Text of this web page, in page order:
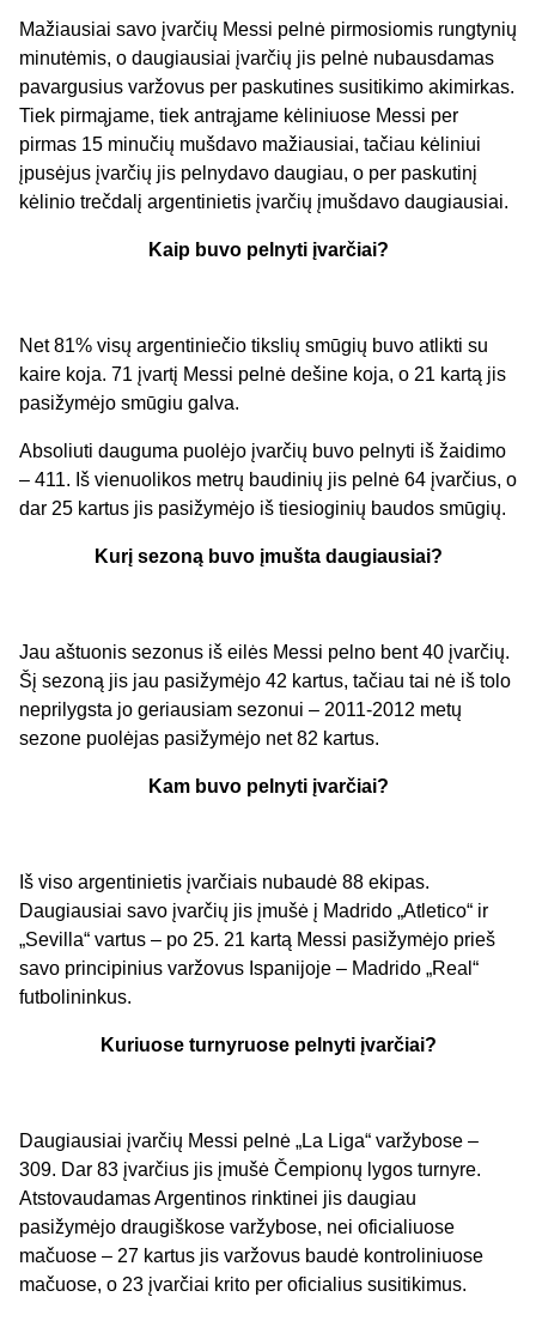
Mažiausiai savo įvarčių Messi pelnė pirmosiomis rungtynių
minutėmis, o daugiausiai įvarčių jis pelnė nubausdamas
pavargusius varžovus per paskutines susitikimo akimirkas.
Tiek pirmąjame, tiek antrąjame kėliniuose Messi per
pirmas 15 minučių mušdavo mažiausiai, tačiau kėliniui
įpusėjus įvarčių jis pelnydavo daugiau, o per paskutinį
kėlinio trečdalį argentinietis įvarčių įmušdavo daugiausiai.
Kaip buvo pelnyti įvarčiai?
Net 81% visų argentiniečio tikslių smūgių buvo atlikti su
kaire koja. 71 įvartį Messi pelnė dešine koja, o 21 kartą jis
pasižymėjo smūgiu galva.
Absoliuti dauguma puolėjo įvarčių buvo pelnyti iš žaidimo
– 411. Iš vienuolikos metrų baudinių jis pelnė 64 įvarčius, o
dar 25 kartus jis pasižymėjo iš tiesioginių baudos smūgių.
Kurį sezoną buvo įmušta daugiausiai?
Jau aštuonis sezonus iš eilės Messi pelno bent 40 įvarčių.
Šį sezoną jis jau pasižymėjo 42 kartus, tačiau tai nė iš tolo
neprilygsta jo geriausiam sezonui – 2011-2012 metų
sezone puolėjas pasižymėjo net 82 kartus.
Kam buvo pelnyti įvarčiai?
Iš viso argentinietis įvarčiais nubaudė 88 ekipas.
Daugiausiai savo įvarčių jis įmušė į Madrido „Atletico“ ir
„Sevilla“ vartus – po 25. 21 kartą Messi pasižymėjo prieš
savo principinius varžovus Ispanijoje – Madrido „Real“
futbolininkus.
Kuriuose turnyruose pelnyti įvarčiai?
Daugiausiai įvarčių Messi pelnė „La Liga“ varžybose –
309. Dar 83 įvarčius jis įmušė Čempionų lygos turnyre.
Atstovaudamas Argentinos rinktinei jis daugiau
pasižymėjo draugiškose varžybose, nei oficialiuose
mačuose – 27 kartus jis varžovus baudė kontroliniuose
mačuose, o 23 įvarčiai krito per oficialius susitikimus.